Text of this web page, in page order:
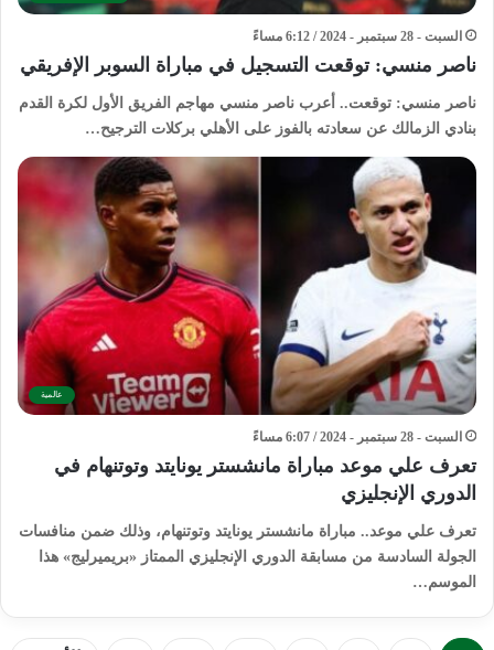
السبت - 28 سبتمبر - 2024 / 6:12 مساءً
ناصر منسي: توقعت التسجيل في مباراة السوبر الإفريقي
ناصر منسي: توقعت.. أعرب ناصر منسي مهاجم الفريق الأول لكرة القدم
بنادي الزمالك عن سعادته بالفوز على الأهلي بركلات الترجيح…
عالمية
السبت - 28 سبتمبر - 2024 / 6:07 مساءً
تعرف علي موعد مباراة مانشستر يونايتد وتوتنهام في
الدوري الإنجليزي
تعرف علي موعد.. مباراة مانشستر يونايتد وتوتنهام، وذلك ضمن منافسات
الجولة السادسة من مسابقة الدوري الإنجليزي الممتاز «بريميرليج» هذا
الموسم…